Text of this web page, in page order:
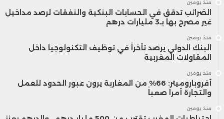
منذ يومين
الضرائب تدقق في الحسابات البنكية والنفقات لرصد مداخيل
غير مصرح بها بـ3 مليارات درهم
منذ يومين
البنك الدولي يرصد تأخراً في توظيف التكنولوجيا داخل
المقاولات المغربية
منذ يومين
أفروباروميتر: 66% من المغاربة يرون عبور الحدود للعمل
والتجارة أمراً صعباً
منذ يومين